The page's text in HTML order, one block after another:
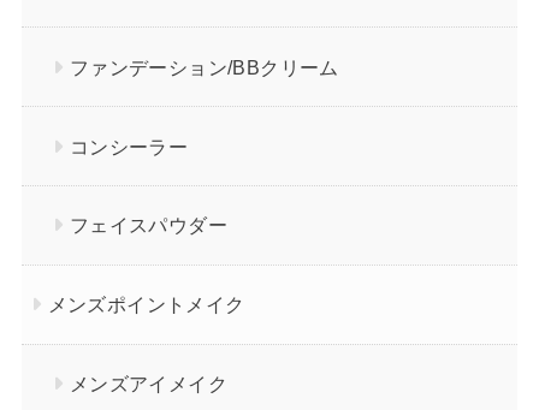
ファンデーション/BBクリーム
コンシーラー
フェイスパウダー
メンズポイントメイク
メンズアイメイク